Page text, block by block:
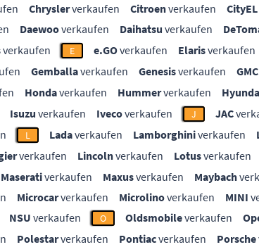
Chryslerverkaufen Citroenverkaufen CityEL
Daewooverkaufen Daihatsu verkaufen
verkaufen E e.GOverkaufen Elarisverkaufen
Gemballaverkaufen Genesisverkaufen GMC
Hondaverkaufen Hummerverkaufen
Isuzu verkaufen Ivecoverkaufen J JAC
L Ladaverkaufen Lamborghiniverkaufen
verkaufen Lincolnverkaufen Lotusverkaufen
Maserativerkaufen Maxusverkaufen Maybach
Microcarverkaufen Microlinoverkaufen MINI
NSU verkaufen O Oldsmobileverkaufen
Polestarverkaufen Pontiacverkaufen Porsche